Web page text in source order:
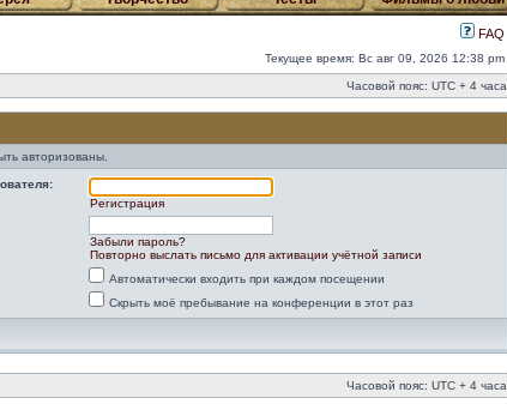
FAQ
Текущее время: Вс авг 09, 2026 12:38 pm
Часовой пояс: UTC + 4 часа
авторизованы.
Регистрация
Забыли пароль?
Повторно выслать письмо для активации учётной записи
Автоматически входить при каждом посещении
Скрыть моё пребывание на конференции в этот раз
Часовой пояс: UTC + 4 часа